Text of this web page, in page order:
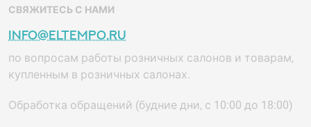
СВЯЖИТЕСЬ С НАМИ
info@eltempo.ru
по вопросам работы розничных салонов и товарам,
купленным в розничных салонах.
Обработка обращений (будние дни, с 10:00 до 18:00)